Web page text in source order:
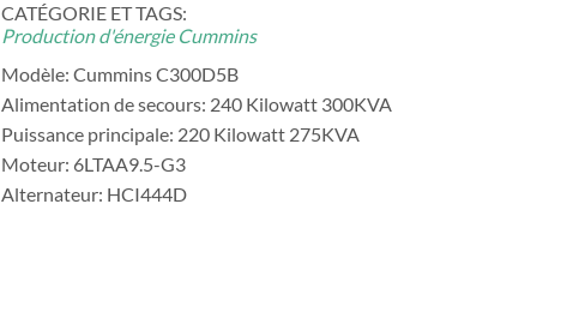
CATÉGORIE ET ​​TAGS:
Production d'énergie Cummins
Modèle: Cummins C300D5B
Alimentation de secours: 240 Kilowatt 300KVA
Puissance principale: 220 Kilowatt 275KVA
Moteur: 6LTAA9.5-G3
Alternateur: HCI444D